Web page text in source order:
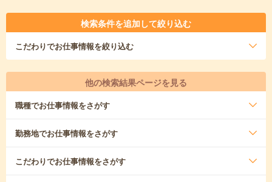
検索条件を追加して絞り込む
こだわりでお仕事情報を絞り込む
他の検索結果ページを見る
職種でお仕事情報をさがす
勤務地でお仕事情報をさがす
こだわりでお仕事情報をさがす